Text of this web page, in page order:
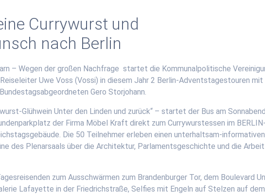
Currywurst und
nach Berlin
– Wegen der großen Nachfrage startet die Kommunalpolitische
Uwe Voss (Vossi) in diesem Jahr 2 Berlin-Adventstagestouren mit
Gero Storjohann.
Glühwein Unter den Linden und zurück“ – startet der Bus am
der Firma Möbel Kraft direkt zum Currywurstessen im BERLIN-
Die 50 Teilnehmer erleben einen unterhaltsam-informativen
des Plenarsaals über die Architektur, Parlamentsgeschichte und die Arbeit
zum Ausschwärmen zum Brandenburger Tor, dem Boulevard
Lafayette in der Friedrichstraße, Selfies mit Engeln auf Stelzen auf dem